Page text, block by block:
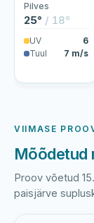
Pilves
25° / 18°
UV
6
Tuul
7 m/s
VIIMASE
Mõõdetud
Proov võetud
paisjärve